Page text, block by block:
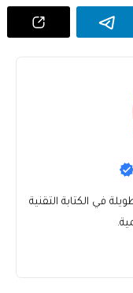
في الكتابة التقنية